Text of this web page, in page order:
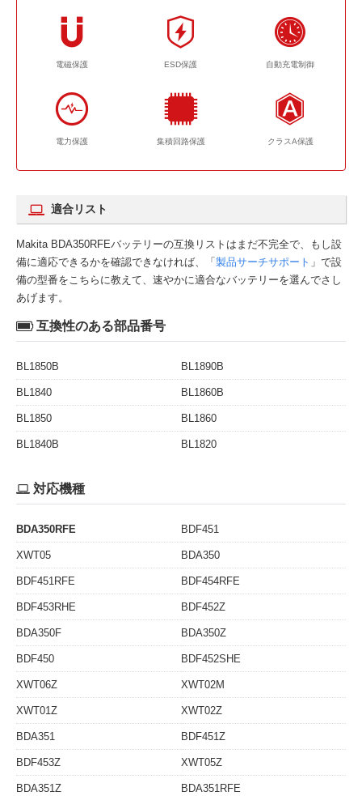
電磁保護 ESD保護 自動充電制御
電力保護 集積回路保護 クラスA保護
適合リスト
Makita BDA350RFEバッテリーの互換リストはまだ不完全で、もし設
備に適応できるかを確認できなければ、「 製品サーチサポート 」で設
備の型番をこちらに教えて、速やかに適合なバッテリーを選んでさし
あげます。
互換性のある部品番号
BL1850B BL1890B
BL1840 BL1860B
BL1850 BL1860
BL1840B BL1820
対応機種
BDA350RFE BDF451
XWT05 BDA350
BDF451RFE BDF454RFE
BDF453RHE BDF452Z
BDA350F BDA350Z
BDF450 BDF452SHE
XWT06Z XWT02M
XWT01Z XWT02Z
BDA351 BDF451Z
BDF453Z XWT05Z
BDA351Z BDA351RFE